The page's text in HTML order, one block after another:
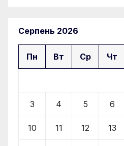
Серпень 2026
Пн Вт Ср Чт
3 4 5 6
10 11 12 13